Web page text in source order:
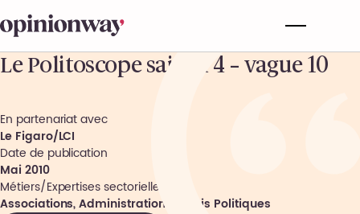
Le Politoscope saison 4 – vague 10
En partenariat avec
Le Figaro/LCI
Date de publication
Mai 2010
Métiers/Expertises sectorielles
Associations, Administrations, Partis Politiques